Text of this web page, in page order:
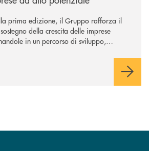
prima edizione, il Gruppo rafforza il
della crescita delle imprese
in un percorso di sviluppo,